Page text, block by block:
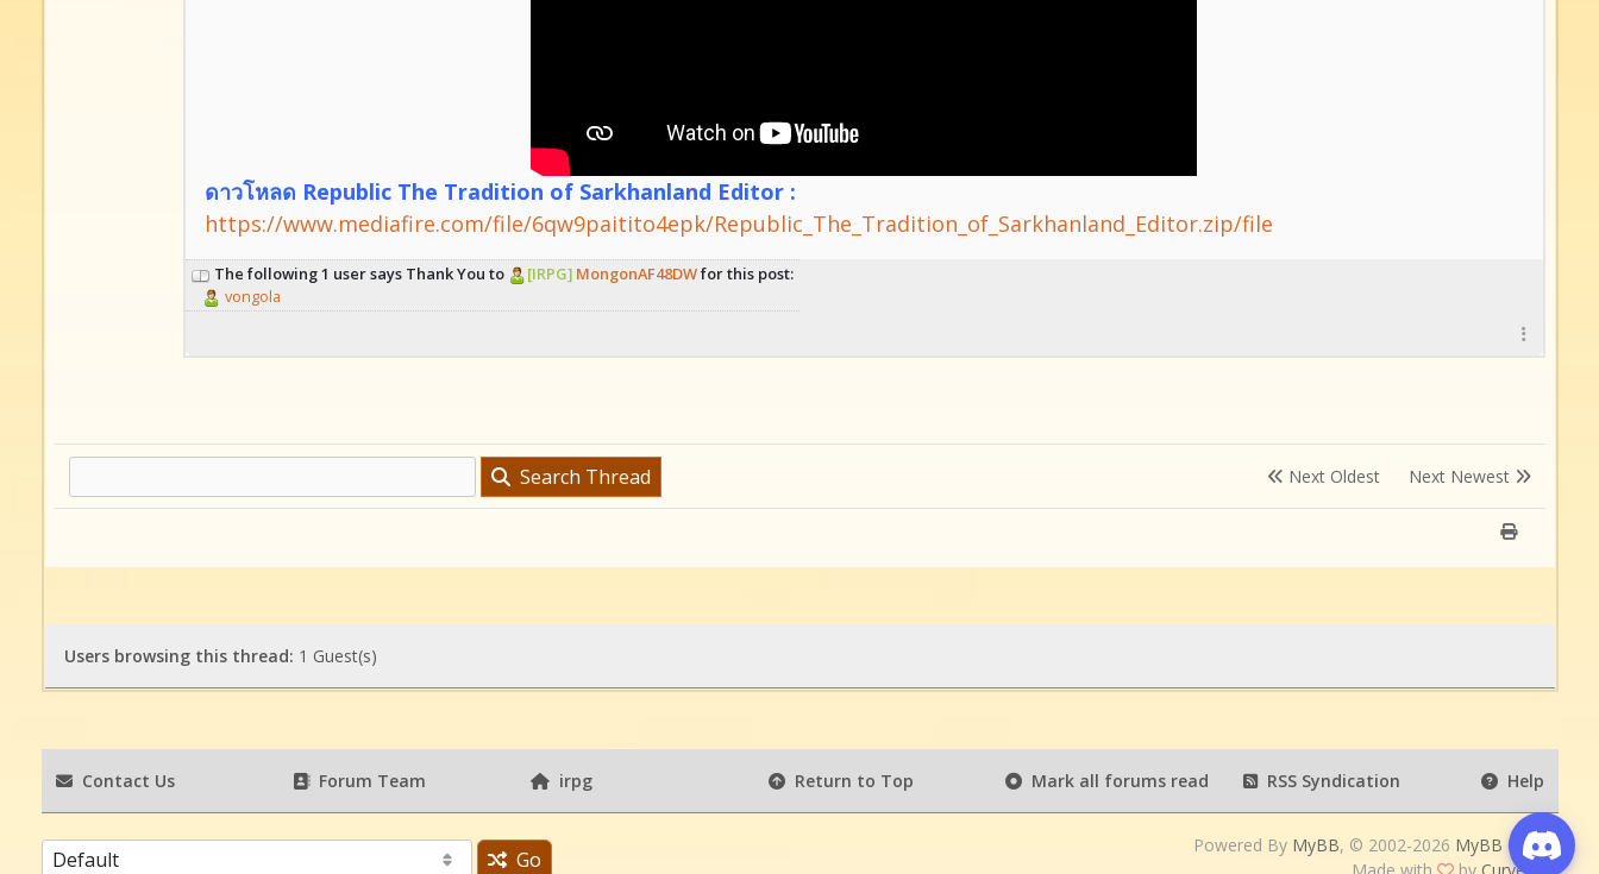
ดาวโหลด Republic The Tradition of Sarkhanland Editor :
https://www.mediafire.com/file/6qw9paitito4epk/Republic_The_Tradition_of_Sarkhanland_Editor.zip/file
The following 1 user says Thank You to [IRPG]MongonAF48DWfor this post:
vongola
Search Thread Next Oldest Next Newest
Users browsing this thread: 1 Guest(s)
Contact Us Forum Team irpg Return to Top Mark all forums read RSS Syndication Help
Go
Powered By MyBB, © 2002-2026 MyBB Group .